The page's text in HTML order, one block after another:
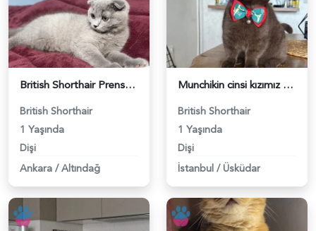
British Shorthair Prensesime Prens Lazım - 118984704
British Shorthair
1 Yaşında
Dişi
Ankara / Altındağ
Munchikin cinsi kızımız azgınlıkta eş arıyoruz 1.7 aylık - 118984703
British Shorthair
1 Yaşında
Dişi
İstanbul / Üsküdar